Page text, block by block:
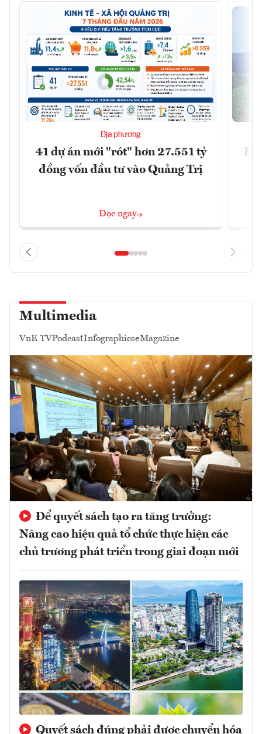
Địa phương
41 dự án mới "rót" hơn 27.551 tỷ
đồng vốn đầu tư vào Quảng Trị
Đọc ngay
Hà
Multimedia
VnE TVPodcastInfographicseMagazine
Để quyết sách tạo ra tăng trưởng:
Nâng cao hiệu quả tổ chức thực hiện các
chủ trương phát triển trong giai đoạn mới
Quyết sách đúng phải được chuyển hóa